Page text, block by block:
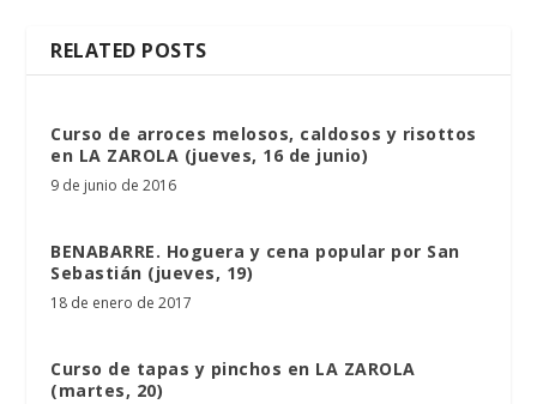
RELATED POSTS
Curso de arroces melosos, caldosos y risottos
en LA ZAROLA (jueves, 16 de junio)
9 de junio de 2016
BENABARRE. Hoguera y cena popular por San
Sebastián (jueves, 19)
18 de enero de 2017
Curso de tapas y pinchos en LA ZAROLA
(martes, 20)